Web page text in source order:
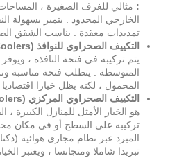
: مثالي للغرف الصغيرة ،
الخارجي المحدود . يتميز بسهولة
تمديدات معقدة . يناسب الشقق
التكييف الصحراوي للنوافذ (Window Evaporative Coolers) :
يتم تركيبه في فتحة النافذة ،
المتوسطة . يتطلب فتحة مناسبة
المحمول ، لكنه يظل خيارا اقتصاديا
التكييف الصحراوي المركزي (Central Evaporative Coolers) :
هو الخيار الأمثل للمنازل الكبيرة ،
تركيبه على السطح أو في مكان
المبرد عبر نظام مجاري هوائية
تبريدا شاملا ومتجانسا ، ويعتبر